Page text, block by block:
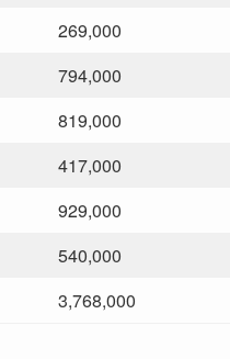
269,000
794,000
819,000
417,000
929,000
540,000
3,768,000